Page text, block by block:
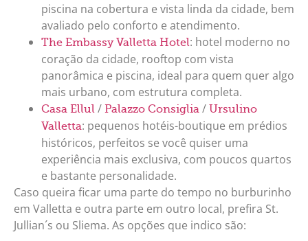
piscina na cobertura e vista linda da cidade, bem
avaliado pelo conforto e atendimento.
The Embassy Valletta Hotel: hotel moderno no
coração da cidade, rooftop com vista
panorâmica e piscina, ideal para quem quer algo
mais urbano, com estrutura completa.
Casa Ellul / Palazzo Consiglia / Ursulino
Valletta: pequenos hotéis-boutique em prédios
históricos, perfeitos se você quiser uma
experiência mais exclusiva, com poucos quartos
e bastante personalidade.
Caso queira ficar uma parte do tempo no burburinho
em Valletta e outra parte em outro local, prefira St.
Jullian´s ou Sliema. As opções que indico são: